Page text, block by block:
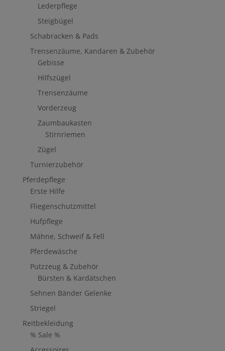
Lederpflege
Steigbügel
Schabracken & Pads
Trensenzäume, Kandaren & Zubehör
Gebisse
Hilfszügel
Trensenzäume
Vorderzeug
Zaumbaukasten
Stirnriemen
Zügel
Turnierzubehör
Pferdepflege
Erste Hilfe
Fliegenschutzmittel
Hufpflege
Mähne, Schweif & Fell
Pferdewäsche
Putzzeug & Zubehör
Bürsten & Kardätschen
Sehnen Bänder Gelenke
Striegel
Reitbekleidung
% Sale %